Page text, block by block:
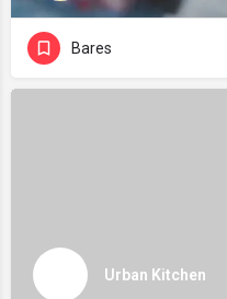
Bares
Urban Kitchen